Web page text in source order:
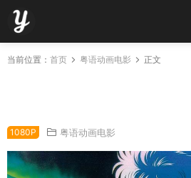
当前位置： 首页 粤语动画电影 正文
1080P 粤语动画电影